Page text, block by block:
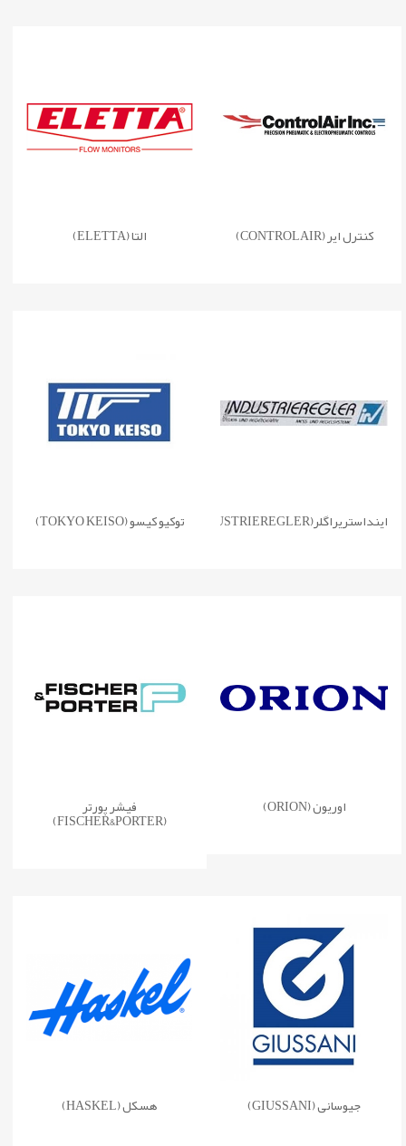
کنترل ایر (CONTROLAIR) التا (ELETTA)
اینداستریراگلر(INDUSTRIEREGLER) توکیو کیسو (TOKYO KEISO)
اوریون (ORION) فیشر پورتر
(FISCHER&PORTER)
جیوسانی (GIUSSANI) هسکل (HASKEL)